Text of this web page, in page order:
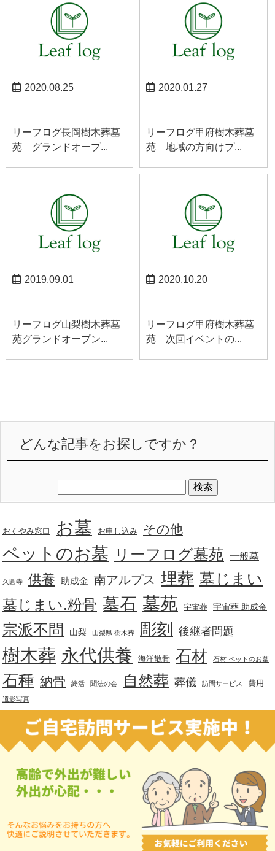
2020.08.25
リーフログ長岡樹木葬墓
苑 グランドオープ...
2020.01.27
リーフログ甲府樹木葬墓
苑 地域の方向けプ...
2019.09.01
リーフログ山梨樹木葬墓
苑グランドオープン...
2020.10.20
リーフログ甲府樹木葬墓
苑 次回イベントの...
どんな記事をお探しですか？
おくやみ窓口 お墓 お申し込み その他
ペットのお墓 リーフログ墓苑 一般墓
久圓寺 供養 助成金 南アルプス 埋葬 墓じまい
墓じまい.粉骨 墓石 墓苑 宇宙葬 宇宙葬 助成金
宗派不問 山梨 山梨県 樹木葬 彫刻 後継者問題
樹木葬 永代供養 海洋散骨 石材 石材 ペットのお墓
石種 納骨 終活 聞法の会 自然葬 葬儀 訪問サービス 費用
遺影写真